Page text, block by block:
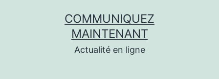
COMMUNIQUEZ
MAINTENANT
Actualité en ligne